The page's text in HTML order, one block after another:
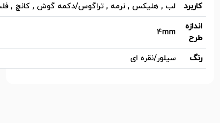
کاربرد
لب , هلیکس , نرمه , تراگوس/دکمه گوش , کانچ , فلت
اندازه
طرح
4mm
رنگ سیلور/نقره ای